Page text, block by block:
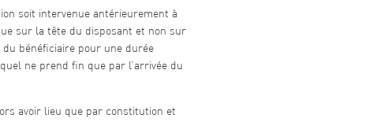
soit intervenue antérieurement à
sur la tête du disposant et non sur
bénéficiaire pour une durée
ne prend fin que par l’arrivée du
avoir lieu que par constitution et